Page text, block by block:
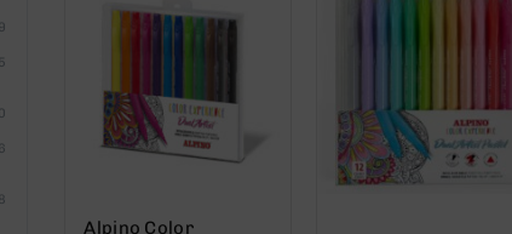
Alpino Color